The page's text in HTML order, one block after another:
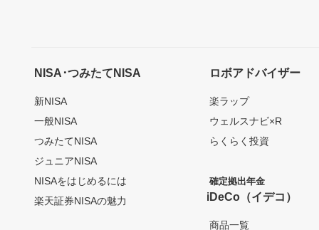
NISA･つみたてNISA
新NISA
一般NISA
つみたてNISA
ジュニアNISA
NISAをはじめるには
楽天証券NISAの魅力
ロボアドバイザー
楽ラップ
ウェルスナビ×R
らくらく投資
確定拠出年金
iDeCo（イデコ）
商品一覧